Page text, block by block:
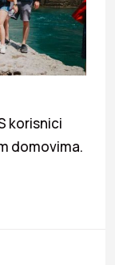
korisnici
domovima.